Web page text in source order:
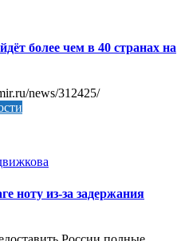
более чем в 40 странах на
news/312425/
ноту из-за задержания